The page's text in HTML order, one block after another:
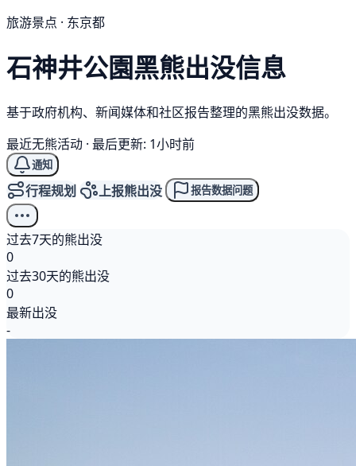
旅游景点 · 东京都
石神井公園黑熊出没信息
基于政府机构、新闻媒体和社区报告整理的黑熊出没数据。
最近无熊活动 · 最后更新: 1小时前
通知
行程规划 上报熊出没 报告数据问题
过去7天的熊出没
0
过去30天的熊出没
0
最新出没
-